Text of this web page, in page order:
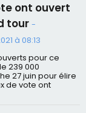
ont ouvert
tour-
à 08:13
pour ce
239 000
27 juin pour élire
de vote ont